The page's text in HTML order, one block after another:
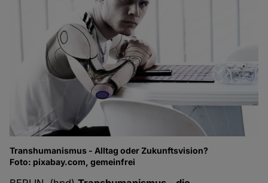
Transhumanismus - Alltag oder Zukunftsvision?
Foto: pixabay.com, gemeinfrei